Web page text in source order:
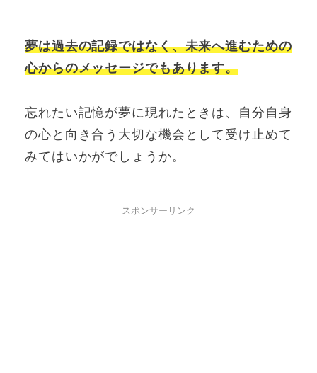
夢は過去の記録ではなく、未来へ進むための
心からのメッセージでもあります。
忘れたい記憶が夢に現れたときは、自分自身
の心と向き合う大切な機会として受け止めて
みてはいかがでしょうか。
スポンサーリンク